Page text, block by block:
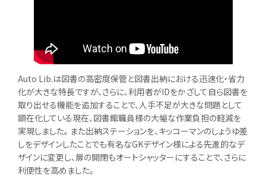
Auto Lib.は図書の高密度保管と図書出納における迅速化・省力
化が大きな特長ですが、さらに、利用者がIDをかざして自ら図書を
取り出せる機能を追加することで、人手不足が大きな問題として
顕在化している現在、図書館職員様の大幅な作業負担の軽減を
実現しました。 また出納ステーションを、キッコーマンのしょうゆ差
しをデザインしたことでも有名なGKデザイン様による先進的なデ
ザインに変更し、扉の開閉もオートシャッターにすることで、さらに
利便性を高めました。